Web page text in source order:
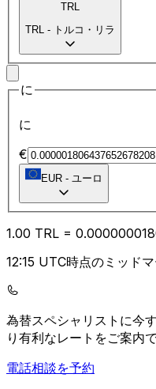
TRL
TRL - トルコ・リラ
に
に
€
EUR - ユーロ
1.00 TRL = 0.00
12:15 UTC時点のミッド
為替スペシャリストに今
り有利なレートをご案内で
電話相談を予約